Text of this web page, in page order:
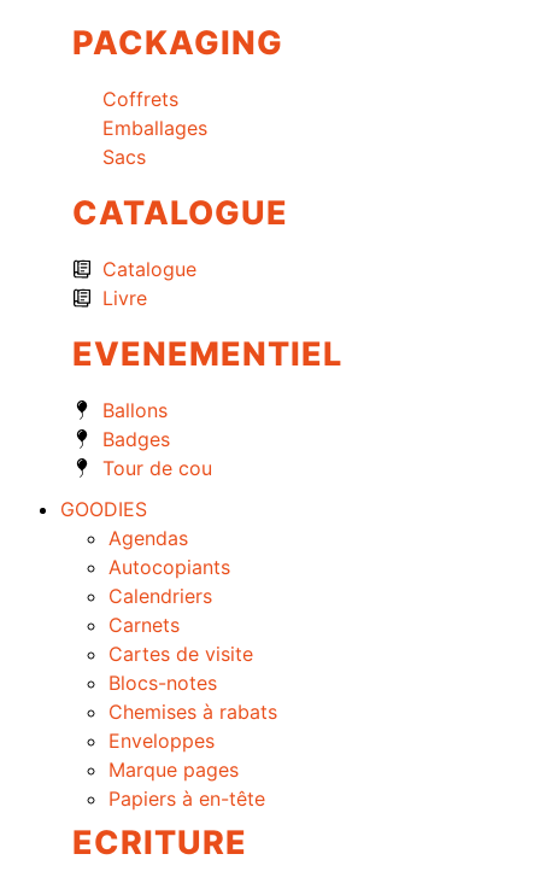
PACKAGING
Coffrets
Emballages
Sacs
CATALOGUE
Catalogue
Livre
EVENEMENTIEL
Ballons
Badges
Tour de cou
GOODIES
Agendas
Autocopiants
Calendriers
Carnets
Cartes de visite
Blocs-notes
Chemises à rabats
Enveloppes
Marque pages
Papiers à en-tête
ECRITURE